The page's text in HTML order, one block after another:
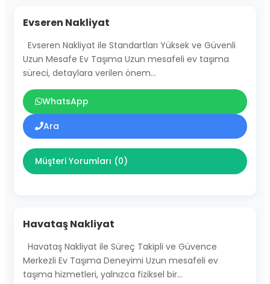
Evseren Nakliyat
Evseren Nakliyat ile Standartları Yüksek ve Güvenli
Uzun Mesafe Ev Taşıma Uzun mesafeli ev taşıma
süreci, detaylara verilen önem…
WhatsApp
Ara
Müşteri Yorumları (0)
Havataş Nakliyat
Havataş Nakliyat ile Süreç Takipli ve Güvence
Merkezli Ev Taşıma Deneyimi Uzun mesafeli ev
taşıma hizmetleri, yalnızca fiziksel bir…